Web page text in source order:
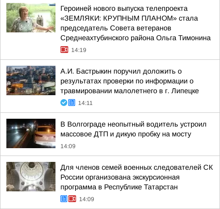
Героиней нового выпуска телепроекта
«ЗЕМЛЯКИ: КРУПНЫМ ПЛАНОМ» стала
председатель Совета ветеранов
Среднеахтубинского района Ольга Тимонина
14:19
А.И. Бастрыкин поручил доложить о
результатах проверки по информации о
травмировании малолетнего в г. Липецке
14:11
В Волгограде неопытный водитель устроил
массовое ДТП и дикую пробку на мосту
14:09
Для членов семей военных следователей СК
России организована экскурсионная
программа в Республике Татарстан
14:09